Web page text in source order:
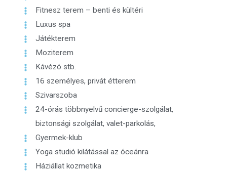
Fitnesz terem – benti és kültéri
Luxus spa
Játékterem
Moziterem
Kávézó stb.
16 személyes, privát étterem
Szivarszoba
24-órás többnyelvű concierge-szolgálat,
biztonsági szolgálat, valet-parkolás,
Gyermek-klub
Yoga studió kilátással az óceánra
Háziállat kozmetika